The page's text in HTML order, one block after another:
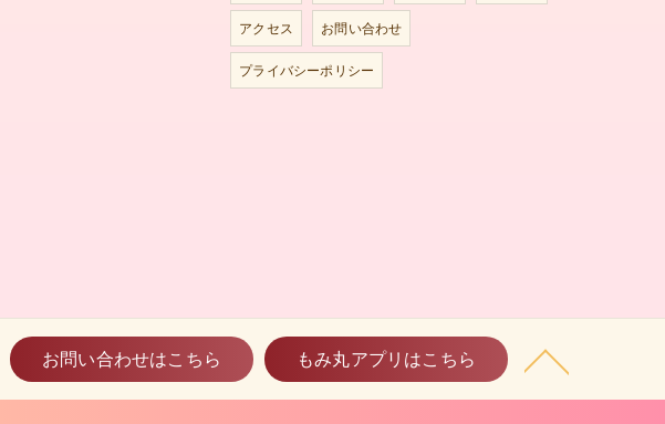
アクセス お問い合わせ
プライバシーポリシー
お問い合わせはこちら もみ丸アプリはこちら